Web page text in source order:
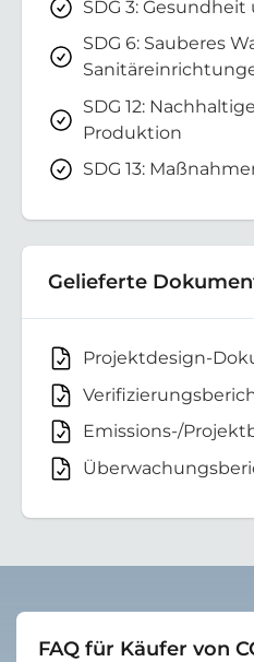
SDG 3:
SDG 6: Sauberes
SDG 12:
Produktion
SDG 13:
Gelieferte
Projektdesign-
Emissions-/
FAQ für Käufer von